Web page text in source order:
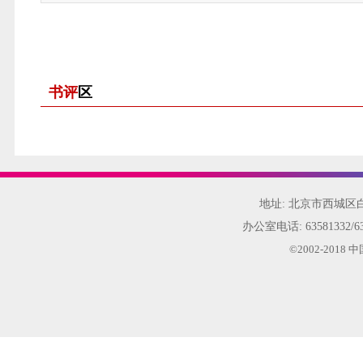
书评区
地址: 北京市西城区
办公室电话: 63581332/
©2002-2018